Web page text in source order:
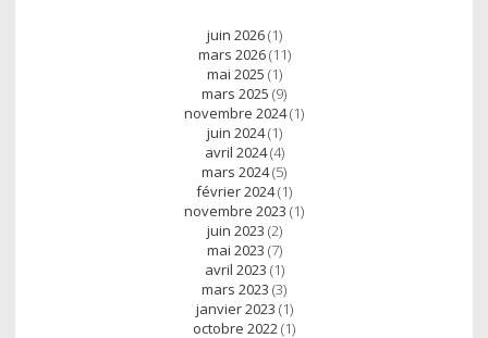
juin 2026(1)
mars 2026(11)
mai 2025 (1)
mars 2025 (9)
novembre 2024(1)
juin 2024(1)
avril 2024(4)
mars 2024(5)
février 2024(1)
novembre 2023 (1)
juin 2023 (2)
mai 2023 (7)
avril 2023 (1)
mars 2023 (3)
janvier 2023 (1)
octobre 2022(1)